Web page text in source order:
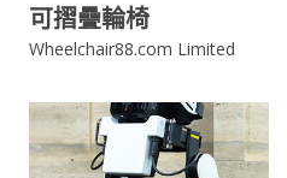
可摺疊輪椅
Wheelchair88.com Limited